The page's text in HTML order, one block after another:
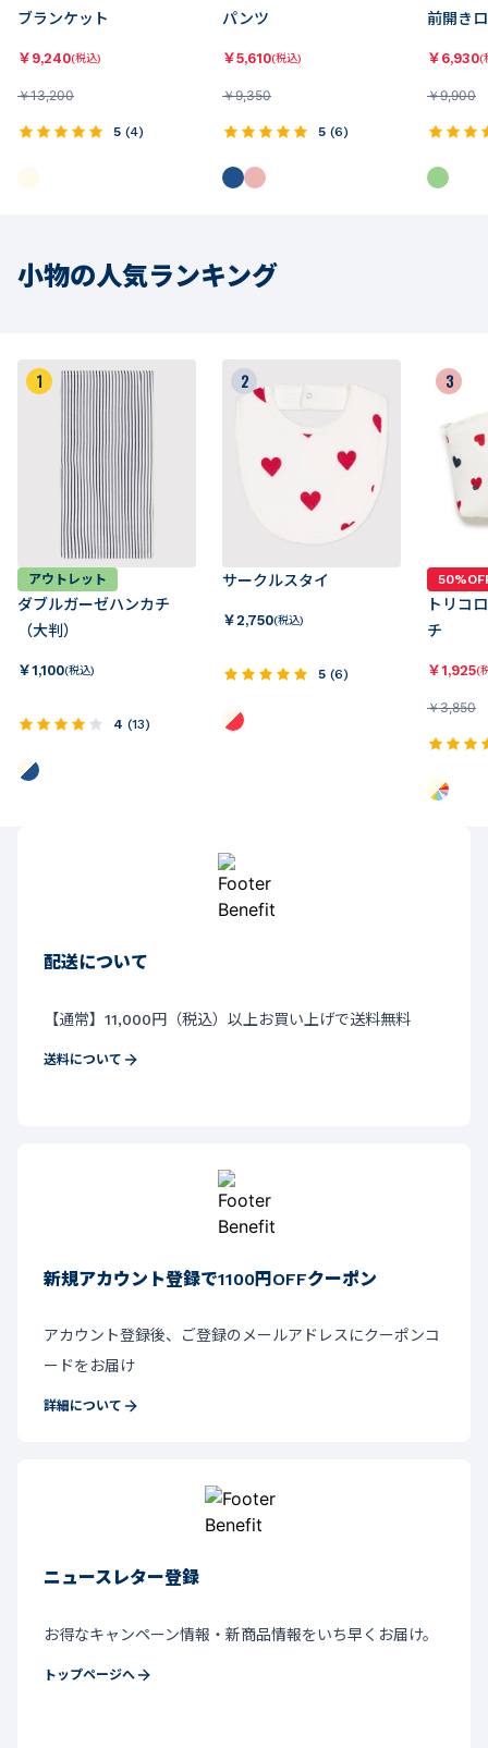
ブランケット
￥ 9,240(税込)
￥13,200
5 (4)
パンツ
￥5,610(税込)
￥9,350
5 (6)
前開き
￥ 6,930(
￥9,900
小物の人気ランキング
1
アウトレット
ダブルガーゼハンカチ
（大判）
￥1,100(税込)
4 (13)
2
サークルスタイ
￥2,750(税込)
5 (6)
3
トリコ
チ
￥1,925(
￥3,850
配送について
【通常】11,000円（税込）以上お買い上げで送料無料
送料について
新規アカウント登録で1100円OFFクーポン
アカウント登録後、ご登録のメールアドレスにクーポンコ
ードをお届け
詳細について
ニュースレター登録
お得なキャンペーン情報・新商品情報をいち早くお届け。
トップページへ